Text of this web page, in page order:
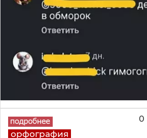
орфография
0